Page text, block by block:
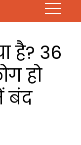
है? 36
हो
बंद